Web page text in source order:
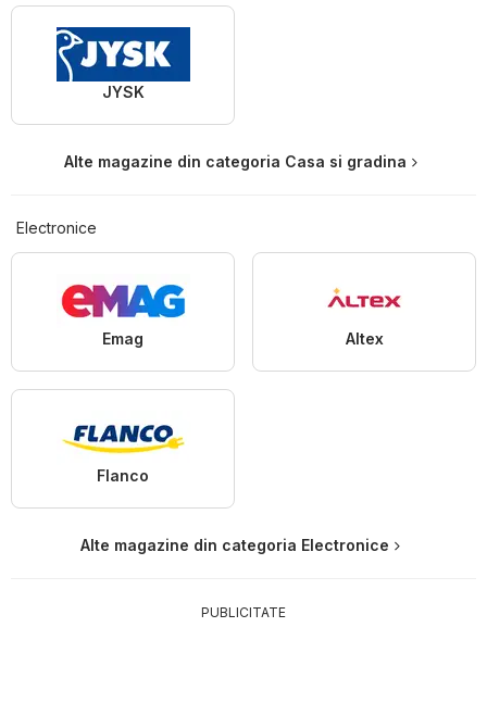
JYSK
Alte magazine din categoria Casa si gradina
Electronice
Emag Altex
Flanco
Alte magazine din categoria Electronice
PUBLICITATE